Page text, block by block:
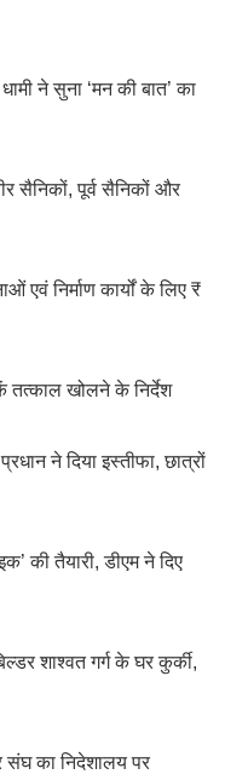
ने सुना ‘मन की बात’ का
सैनिकों, पूर्व सैनिकों और
एवं निर्माण कार्यों के लिए ₹
तत्काल खोलने के निर्देश
ने दिया इस्तीफा, छात्रों
की तैयारी, डीएम ने दिए
शाश्वत गर्ग के घर कुर्की,
संघ का निदेशालय पर